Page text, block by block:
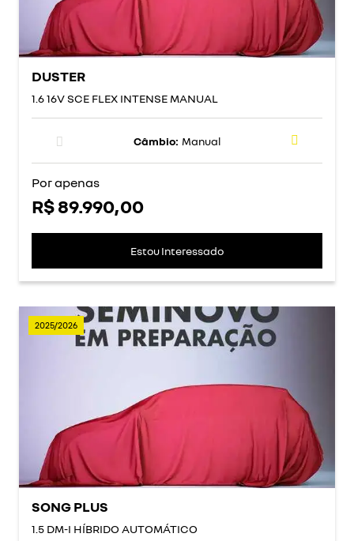
DUSTER
1.6 16V SCE FLEX INTENSE MANUAL
Câmbio: Manual
Por apenas
R$ 89.990,00
Estou Interessado
2025/2026
SONG PLUS
1.5 DM-I HÍBRIDO AUTOMÁTICO